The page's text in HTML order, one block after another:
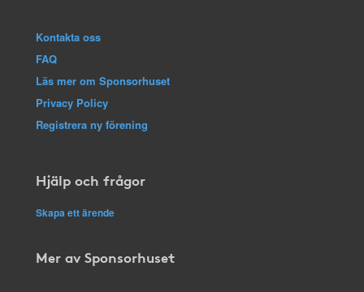
Kontakta oss
FAQ
Läs mer om Sponsorhuset
Privacy Policy
Registrera ny förening
Hjälp och frågor
Skapa ett ärende
Mer av Sponsorhuset